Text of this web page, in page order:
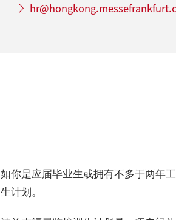
如你是应届毕业生或拥有不多于两年
生计划。